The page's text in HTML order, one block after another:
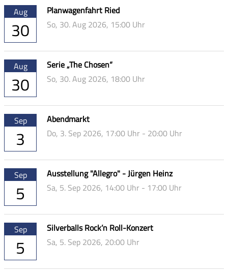
Aug
30
Planwagenfahrt Ried
So, 30. Aug 2026, 15:00 Uhr
Aug
30
Serie „The Chosen“
So, 30. Aug 2026, 18:00 Uhr
Sep
3
Abendmarkt
Do, 3. Sep 2026, 17:00 Uhr - 20:00 Uhr
Sep
5
Ausstellung "Allegro" - Jürgen Heinz
Sa, 5. Sep 2026, 14:00 Uhr - 17:00 Uhr
Sep
5
Silverballs Rock’n Roll-Konzert
Sa, 5. Sep 2026, 20:00 Uhr